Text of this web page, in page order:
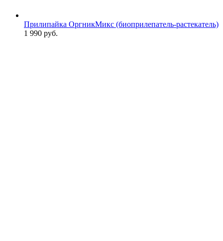
Прилипайка ОргникМикс (биоприлепатель-растекатель)
1 990 руб.